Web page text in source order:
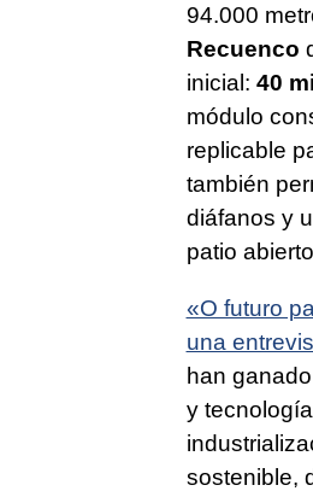
94.000
Recuenco
inicial: 40
módulo
replicable
también
diáfanos y
patio
«O futuro
una
han
y
sostenible,